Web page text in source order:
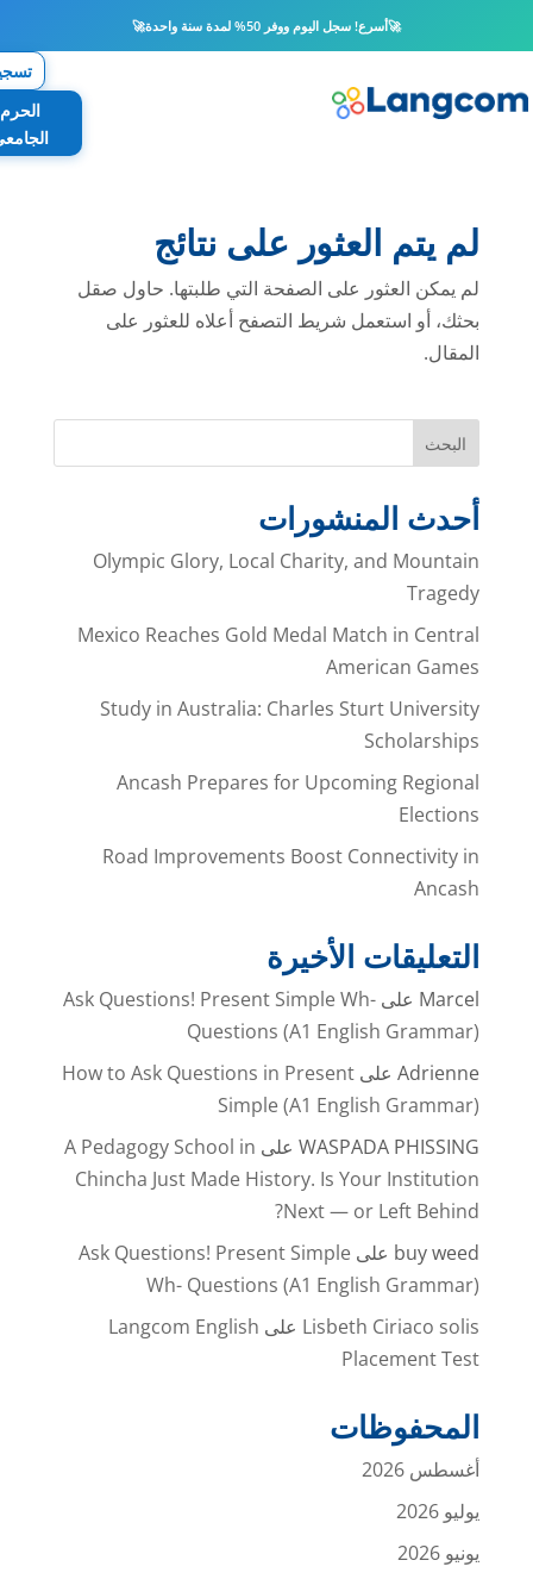
🚀أسرع! سجل اليوم ووفر 50% لمدة سنة واحدة 🚀
الحرم
لم يتم العثور على نتائج
لم يمكن العثور على الصفحة التي طلبتها. حاول صقل
بحثك، أو استعمل شريط التصفح أعلاه للعثور على
المقال.
البحث
أحدث المنشورات
Olympic Glory, Local Charity, and Mountain
Tragedy
Mexico Reaches Gold Medal Match in Central
American Games
Study in Australia: Charles Sturt University
Scholarships
Ancash Prepares for Upcoming Regional
Elections
Road Improvements Boost Connectivity in
Ancash
التعليقات الأخيرة
Marcel على Ask Questions! Present Simple Wh-
Questions (A1 English Grammar)
Adrienneعلى How to Ask Questions in Present
Simple (A1 English Grammar)
WASPADA PHISSINGعلى A Pedagogy School in
Chincha Just Made History. Is Your Institution
Next — or Left Behind?
buy weed على Ask Questions! Present Simple
Wh- Questions (A1 English Grammar)
Lisbeth Ciriaco solis على Langcom English
Placement Test
المحفوظات
أغسطس 2026
يوليو 2026
يونيو 2026